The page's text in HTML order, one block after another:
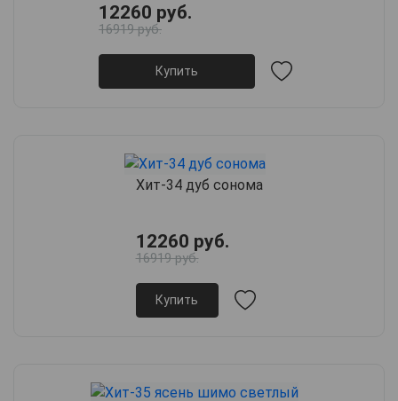
12260 руб.
16919 руб.
Купить
Хит-34 дуб сонома
12260 руб.
16919 руб.
Купить